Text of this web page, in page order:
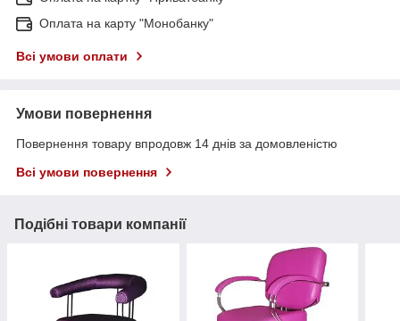
Оплата на карту "Монобанку"
Всі умови оплати
Умови повернення
Повернення товару впродовж 14 днів за домовленістю
Всі умови повернення
Подібні товари компанії